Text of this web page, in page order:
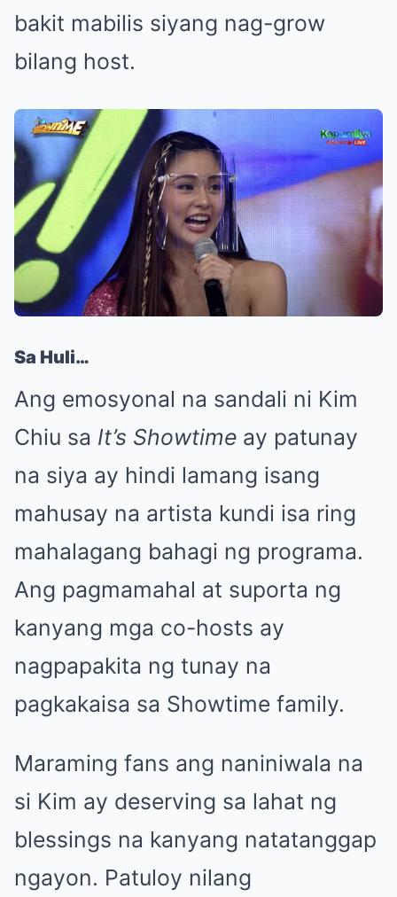
bakit mabilis siyang nag-grow
bilang host.
Sa Huli…
Ang emosyonal na sandali ni Kim
Chiu sa It’s Showtime ay patunay
na siya ay hindi lamang isang
mahusay na artista kundi isa ring
mahalagang bahagi ng programa.
Ang pagmamahal at suporta ng
kanyang mga co-hosts ay
nagpapakita ng tunay na
pagkakaisa sa Showtime family.
Maraming fans ang naniniwala na
si Kim ay deserving sa lahat ng
blessings na kanyang natatanggap
ngayon. Patuloy nilang